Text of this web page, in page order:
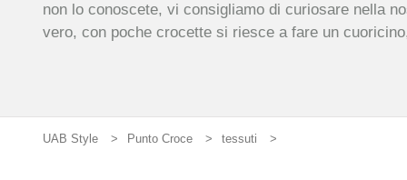
non lo conoscete, vi consigliamo di curiosare nella
vero, con poche crocette si riesce a fare un
UAB Style Punto Croce tessuti